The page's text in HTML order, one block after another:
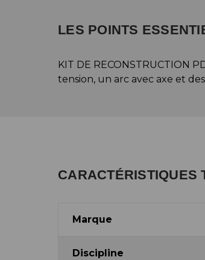
LES POINTS
KIT DE RECONSTRUCTION
tension, un arc avec axe et
CARACTÉRISTIQUES
Marque
Discipline